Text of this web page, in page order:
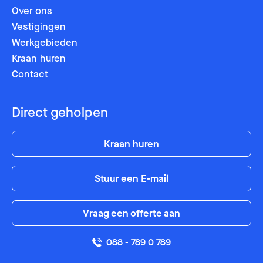
Kraan huren
Contact
Postcode
of bel 088 - 789 0 789
Postcode
of bel 088 - 789 0 789
Over ons
Vestigingen
Werkgebieden
Kraan huren
Contact
Direct geholpen
Kraan huren
Stuur een E-mail
Vraag een offerte aan
088 - 789 0 789